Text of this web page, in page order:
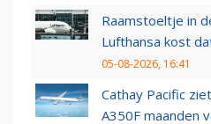
Raamstoeltje in
Lufthansa kost
05-08-2026, 16:41
Cathay Pacific
A350F maanden